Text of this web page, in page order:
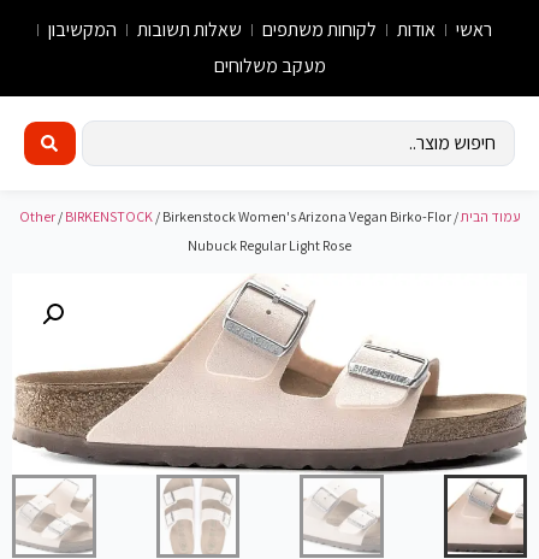
ראשי אודות לקוחות משתפים שאלות תשובות
המקשיבון
מעקב משלוחים
עמוד הבית/
Other/ BIRKENSTOCK/ Birkenstock Women's Arizona Vegan Birko-Flor
Nubuck Regular Light Rose